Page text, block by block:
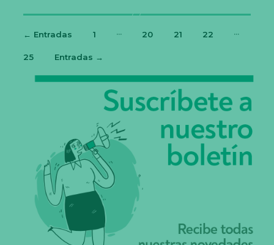
Paginación
de
← Entradas 1 … 20 21 22 …
25 Entradas →
N